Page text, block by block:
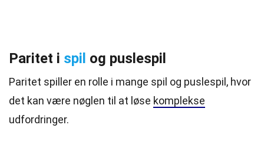
Paritet i spil og puslespil
Paritet spiller en rolle i mange spil og puslespil, hvor
det kan være nøglen til at løse komplekse
udfordringer.